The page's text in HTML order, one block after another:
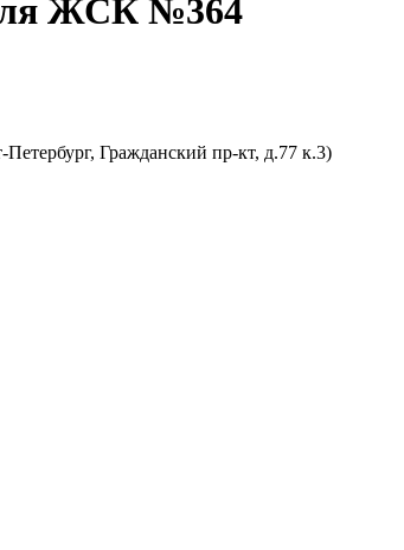
для ЖСК №364
Гражданский пр-кт, д.77 к.3)